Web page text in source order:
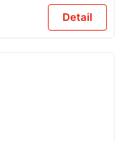
Detail